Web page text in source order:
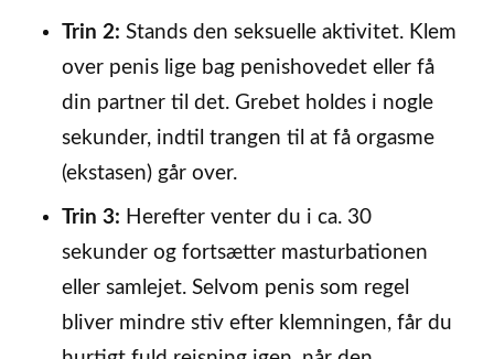
Trin 2: Stands den seksuelle aktivitet. Klem
over penis lige bag penishovedet eller få
din partner til det. Grebet holdes i nogle
sekunder, indtil trangen til at få orgasme
(ekstasen) går over.
Trin 3: Herefter venter du i ca. 30
sekunder og fortsætter masturbationen
eller samlejet. Selvom penis som regel
bliver mindre stiv efter klemningen, får du